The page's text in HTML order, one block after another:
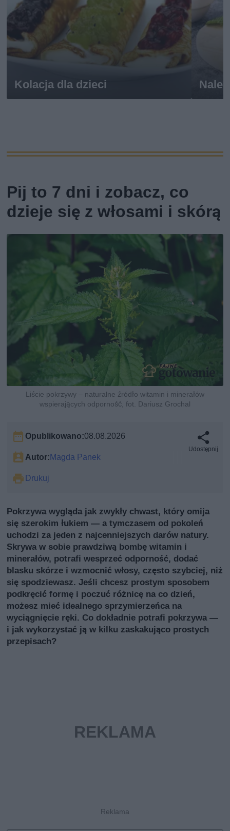
Kolacja dla dzieci
Pij to 7 dni i zobacz, co
dzieje się z włosami i skórą
Liście pokrzywy – naturalne źródło witamin i minerałów
wspierających odporność, fot. Dariusz Grochal
Opublikowano:08.08.2026
Autor:Magda Panek
Drukuj
Udostępnij
Pokrzywa wygląda jak zwykły chwast, który omija
się szerokim łukiem — a tymczasem od pokoleń
uchodzi za jeden z najcenniejszych darów natury.
Skrywa w sobie prawdziwą bombę witamin i
minerałów, potrafi wesprzeć odporność, dodać
blasku skórze i wzmocnić włosy, często szybciej, niż
się spodziewasz. Jeśli chcesz prostym sposobem
podkręcić formę i poczuć różnicę na co dzień,
możesz mieć idealnego sprzymierzeńca na
wyciągnięcie ręki. Co dokładnie potrafi pokrzywa —
i jak wykorzystać ją w kilku zaskakująco prostych
przepisach?